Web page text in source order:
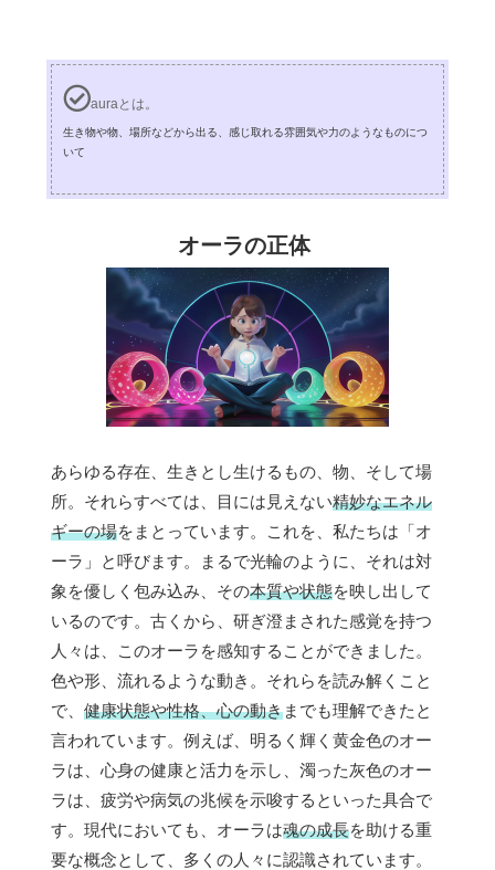
auraとは。
生き物や物、場所などから出る、感じ取れる雰囲気や力のようなものにつ
いて
オーラの正体
あらゆる存在、生きとし生けるもの、物、そして場
所。それらすべては、目には見えない精妙なエネル
ギーの場をまとっています。これを、私たちは「オ
ーラ」と呼びます。まるで光輪のように、それは対
象を優しく包み込み、その本質や状態を映し出して
いるのです。古くから、研ぎ澄まされた感覚を持つ
人々は、このオーラを感知することができました。
色や形、流れるような動き。それらを読み解くこと
で、 健康状態や性格、心の動きまでも理解できたと
言われています。例えば、明るく輝く黄金色のオー
ラは、心身の健康と活力を示し、濁った灰色のオー
ラは、疲労や病気の兆候を示唆するといった具合で
す。現代においても、オーラは魂の成長を助ける重
要な概念として、多くの人々に認識されています。